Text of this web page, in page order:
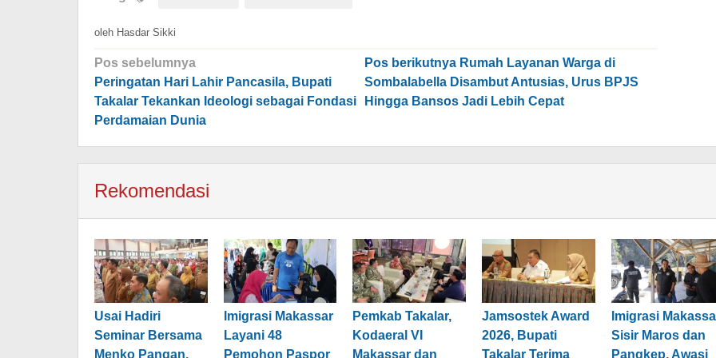
oleh Hasdar Sikki
Navigasi
pos
Pos sebelumnya
Peringatan Hari Lahir Pancasila, Bupati
Takalar Tekankan Ideologi sebagai Fondasi
Perdamaian Dunia
Pos berikutnya Rumah Layanan Warga di
Sombalabella Disambut Antusias, Urus BPJS
Hingga Bansos Jadi Lebih Cepat
Rekomendasi
Usai Hadiri
Seminar Bersama
Menko Pangan,
Imigrasi Makassar
Layani 48
Pemohon Paspor
Pemkab Takalar,
Kodaeral VI
Makassar dan
Jamsostek Award
2026, Bupati
Takalar Terima
Imigrasi
Sisir Maros dan
Pangkep, Awasi